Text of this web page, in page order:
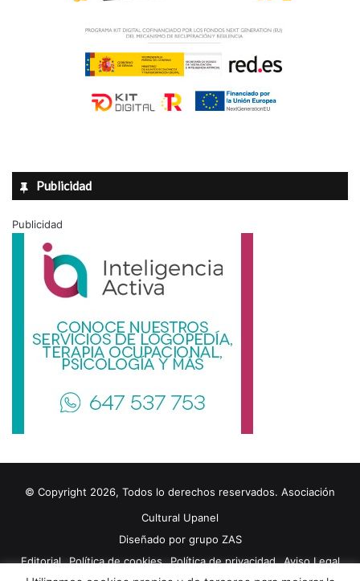
Publicidad
Publicidad
© Copyright 2026, Todos lo derechos reservados. Asociación
Cultural Upanel
Diseñado por grupo ZAS
Editorial
Política de cookies Política de privacidad
Aviso Legal